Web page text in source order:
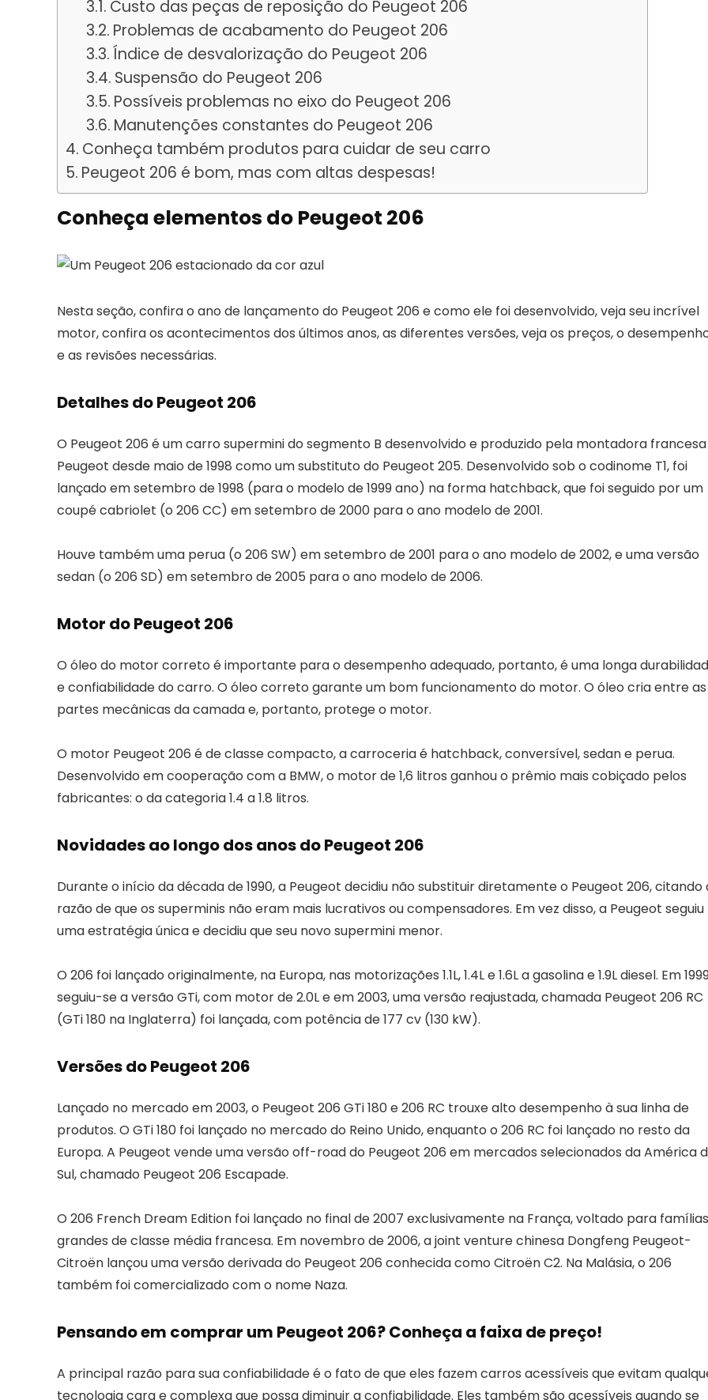
Custo das peças de reposição do Peugeot 206
Problemas de acabamento do Peugeot 206
Índice de desvalorização do Peugeot 206
Suspensão do Peugeot 206
Possíveis problemas no eixo do Peugeot 206
Manutenções constantes do Peugeot 206
Conheça também produtos para cuidar de seu carro
Peugeot 206 é bom, mas com altas despesas!
Conheça elementos do Peugeot 206
Nesta seção, confira o ano de lançamento do Peugeot 206 e como ele foi desenvolvido, veja seu incrível
motor, confira os acontecimentos dos últimos anos, as diferentes versões, veja os preços, o
e as revisões necessárias.
Detalhes do Peugeot 206
O Peugeot 206 é um carro supermini do segmento B desenvolvido e produzido pela montadora francesa
Peugeot desde maio de 1998 como um substituto do Peugeot 205. Desenvolvido sob o codinome T1, foi
lançado em setembro de 1998 (para o modelo de 1999 ano) na forma hatchback, que foi seguido por um
coupé cabriolet (o 206 CC) em setembro de 2000 para o ano modelo de 2001.
Houve também uma perua (o 206 SW) em setembro de 2001 para o ano modelo de 2002, e uma versão
sedan (o 206 SD) em setembro de 2005 para o ano modelo de 2006.
Motor do Peugeot 206
O óleo do motor correto é importante para o desempenho adequado, portanto, é uma longa
e confiabilidade do carro. O óleo correto garante um bom funcionamento do motor. O óleo cria entre as
partes mecânicas da camada e, portanto, protege o motor.
O motor Peugeot 206 é de classe compacto, a carroceria é hatchback, conversível, sedan e perua.
Desenvolvido em cooperação com a BMW, o motor de 1,6 litros ganhou o prêmio mais cobiçado pelos
fabricantes: o da categoria 1.4 a 1.8 litros.
Novidades ao longo dos anos do Peugeot 206
Durante o início da década de 1990, a Peugeot decidiu não substituir diretamente o Peugeot 206, citando
razão de que os superminis não eram mais lucrativos ou compensadores. Em vez disso, a Peugeot seguiu
uma estratégia única e decidiu que seu novo supermini menor.
O 206 foi lançado originalmente, na Europa, nas motorizações 1.1L, 1.4L e 1.6L a gasolina e 1.9L diesel. Em
seguiu-se a versão GTi, com motor de 2.0L e em 2003, uma versão reajustada, chamada Peugeot 206 RC
(GTi 180 na Inglaterra) foi lançada, com potência de 177 cv (130 kW).
Versões do Peugeot 206
Lançado no mercado em 2003, o Peugeot 206 GTi 180 e 206 RC trouxe alto desempenho à sua linha de
produtos. O GTi 180 foi lançado no mercado do Reino Unido, enquanto o 206 RC foi lançado no resto da
Europa. A Peugeot vende uma versão off-road do Peugeot 206 em mercados selecionados da América
Sul, chamado Peugeot 206 Escapade.
O 206 French Dream Edition foi lançado no final de 2007 exclusivamente na França, voltado para famílias
grandes de classe média francesa. Em novembro de 2006, a joint venture chinesa Dongfeng Peugeot-
Citroën lançou uma versão derivada do Peugeot 206 conhecida como Citroën C2. Na Malásia, o 206
também foi comercializado com o nome Naza.
Pensando em comprar um Peugeot 206? Conheça a faixa de preço!
A principal razão para sua confiabilidade é o fato de que eles fazem carros acessíveis que evitam
tecnologia cara e complexa que possa diminuir a confiabilidade. Eles também são acessíveis quando se